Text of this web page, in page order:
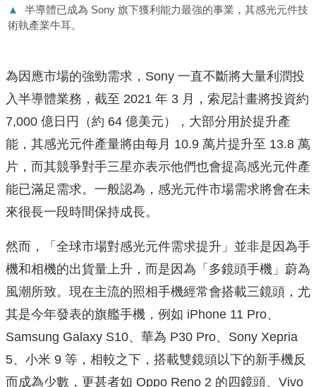
▲
半導體已成為 Sony 旗下獲利能力最強的事業，其感光元件技
術執產業牛耳。
為因應市場的強勁需求，Sony 一直不斷將大量利潤投
入半導體業務，截至 2021 年 3 月，索尼計畫將投資約
7,000 億日円（約 64 億美元），大部分用於提升產
能，其感光元件產量將由每月 10.9 萬片提升至 13.8 萬
片，而其競爭對手三星亦表示他們也會提高感光元件產
能已滿足需求。一般認為，感光元件市場需求將會在未
來很長一段時間保持成長。
然而，「全球市場對感光元件需求提升」並非是因為手
機和相機的出貨量上升，而是因為「多鏡頭手機」蔚為
風潮所致。現在主流的照相手機經常會搭載三鏡頭，尤
其是今年發表的旗艦手機，例如 iPhone 11 Pro、
Samsung Galaxy S10、華為 P30 Pro、Sony Xepria
5、小米 9 等，相較之下，搭載雙鏡頭以下的新手機反
而成為少數，更甚者如 Oppo Reno 2 的四鏡頭、Vivo